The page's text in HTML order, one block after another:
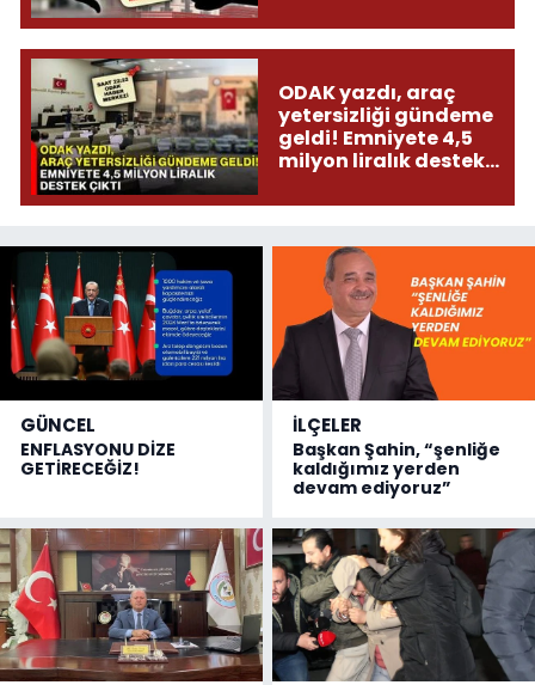
ODAK yazdı, araç
yetersizliği gündeme
geldi! Emniyete 4,5
milyon liralık destek
GÜNCEL
ENFLASYONU DİZE
GETİRECEĞİZ!
İLÇELER
Başkan Şahin, “şenliğe
kaldığımız yerden
devam ediyoruz”